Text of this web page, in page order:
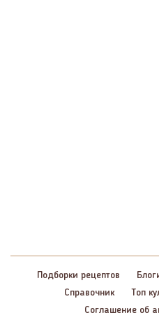
Подборки рецептов
Справочник
Топ
Соглашение об